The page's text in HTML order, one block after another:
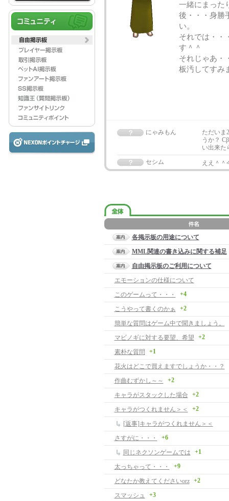
一緒にまった
後・・・身勝
い。
それでは・・
す＾＾
それじゃあ・
板汚してすみ
にゃみもん
ただいま
うか？
い出来た
セシム
ええ＾
各掲示板の用途について
MML関連の書き込みに関する補足
自由掲示板のご利用について
エモーションの仕様について
このゲームって・・・
+4
こうやって書くのかぁ +2
簡単な質問はゲーム中で聞きましょう。
マビノギに対する要望、希望
+2
素朴な質問 +1
花火はどこで買えますでしょうか・・？
作曲むずかし～～ +2
キャラがスタックした場合 +2
キャラがつくれません＞＜ +2
[返事]キャラがつくれません＞＜
さすがに・・・
+6
同じネクソンゲームでは +1
太っちゃって・・・ +9
どなたか教えてくださいorz +2
スマッシュ +3